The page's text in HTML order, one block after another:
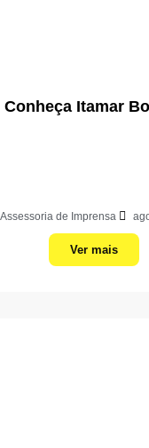
Conheça Itamar
Assessoria de Imprensa
Ver mais